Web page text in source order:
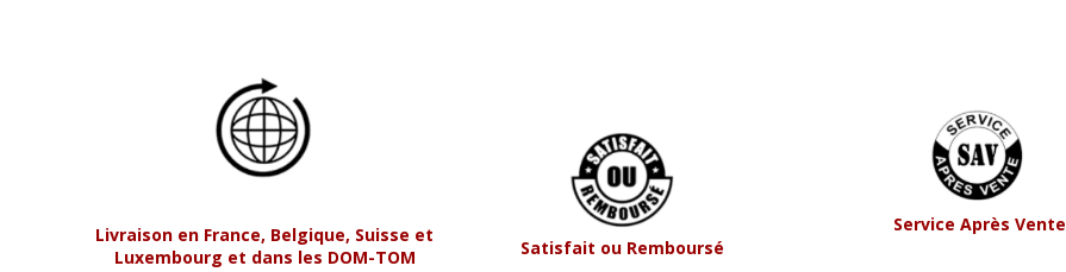
Livraison en France, Belgique, Suisse et
Luxembourg et dans les DOM-TOM
Satisfait ou Remboursé
Service Après Vente